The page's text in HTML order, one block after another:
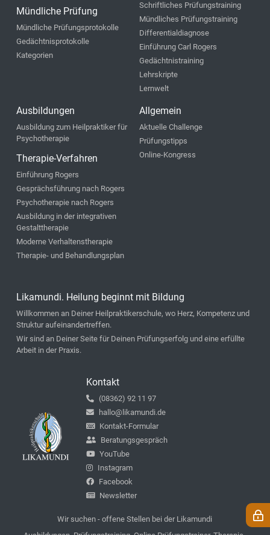
Mündliche Prüfung
Mündliche Prüfungsprotokolle
Gedächtnisprotokolle
Kategorien
Schriftliches Prüfungstraining
Mündliches Prüfungstraining
Differentialdiagnose
Einführung Carl Rogers
Gedächtnistraining
Lehrskripte
Lernwelt
Ausbildungen
Ausbildung zum Heilpraktiker für
Psychotherapie
Therapie-Verfahren
Einführung Rogers
Gesprächsführung nach Rogers
Psychotherapie nach Rogers
Ausbildung in der integrativen
Gestalttherapie
Moderne Verhaltenstherapie
Therapie- und Behandlungsplan
Allgemein
Aktuelle Challenge
Prüfungstipps
Online-Kongress
Likamundi. Heilung beginnt mit Bildung
Willkommen an Deiner Heilpraktikerschule, wo Herz, Kompetenz und
Struktur aufeinandertreffen.
Wir sind an Deiner Seite für Deinen Prüfungserfolg und eine erfüllte
Arbeit in der Praxis.
Kontakt
(08362) 92 11 97
hallo@likamundi.de
Kontakt-Formular
Beratungsgespräch
YouTube
Instagram
Facebook
Newsletter
Wir suchen - offene Stellen bei der Likamundi